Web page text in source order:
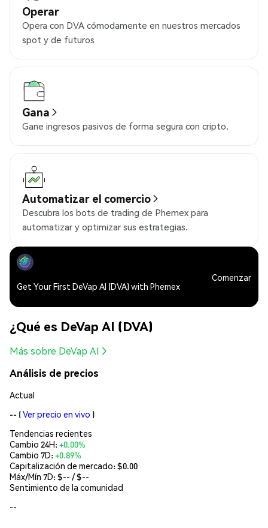
Operar
Opera con DVA cómodamente en nuestros mercados
spot y de futuros
Gana
Gane ingresos pasivos de forma segura con cripto.
Automatizar el comercio
Descubra los bots de trading de Phemex para
automatizar y optimizar sus estrategias.
Get Your First DeVap AI (DVA) with Phemex
Comenzar
¿Qué es DeVap AI (DVA)
Más sobre DeVap AI
Análisis de precios
Actual
-- (Ver precio en vivo )
Tendencias recientes
Cambio 24H:+0.00%
Cambio 7D:+0.89%
Capitalización de mercado:$0.00
Máx/Mín 7D: $-- / $--
Sentimiento de la comunidad
--